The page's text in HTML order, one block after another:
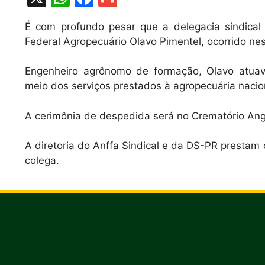
h
at
s
A
p
p
a
c
b
o
o
ai
É com profundo pesar que a delegacia
Federal Agropecuário Olavo Pimentel, ocorrido
Engenheiro agrônomo de formação, Olavo
meio dos serviços prestados à agropecuária
A cerimônia de despedida será no Crematório
A diretoria do Anffa Sindical e da DS-PR
colega.